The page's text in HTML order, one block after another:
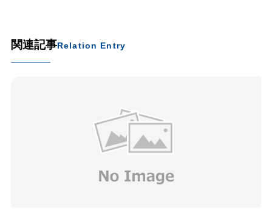
関連記事Relation Entry